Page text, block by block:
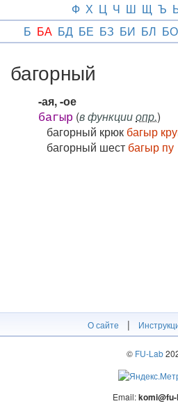
Ф Х Ц Ч Ш Щ Ъ
Б БА БД БЕ БЗ БИ БЛ БО
багорный
-ая, -ое
багыр (в функцииопр.)
багорный крюк багыр
багорный шест багыр пу
О сайте |
© FU-Lab
Email: